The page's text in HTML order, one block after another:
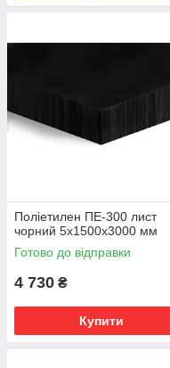
Поліетилен ПЕ-300 лист
чорний 5х1500х3000 мм
Готово до відправки
4 730 ₴
Купити